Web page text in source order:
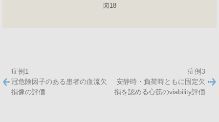
図18
症例1
冠危険因子のある患者の血流欠
損像の評価
症例3
安静時・負荷時ともに固定欠
損を認める心筋のviability評価